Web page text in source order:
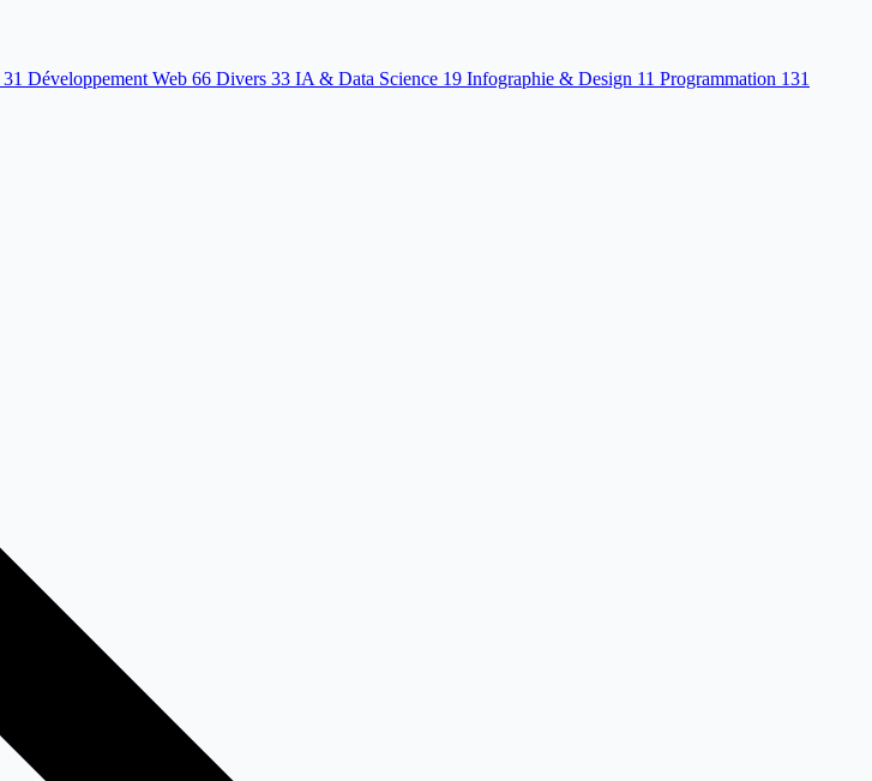
31 Développement Web 66 Divers 33 IA & Data Science 19 Infographie & Design 11 Programmation 131